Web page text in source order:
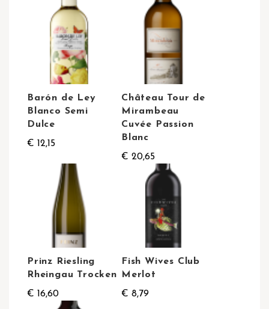
Barón de Ley
Blanco Semi
Dulce
€ 12,15
Château Tour de
Mirambeau
Cuvée Passion
Blanc
€ 20,65
Prinz Riesling
Rheingau Trocken
€ 16,60
Fish Wives Club
Merlot
€ 8,79